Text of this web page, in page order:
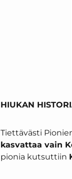
HIUKAN
Tiettävästi
kasvattaa vain
pionia kutsuttiin